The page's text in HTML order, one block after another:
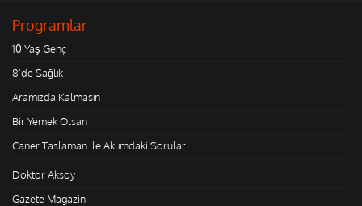
Programlar
10 Yaş Genç
8'de Sağlık
Aramızda Kalmasın
Bir Yemek Olsan
Caner Taslaman ile Aklımdaki Sorular
Doktor Aksoy
Gazete Magazin